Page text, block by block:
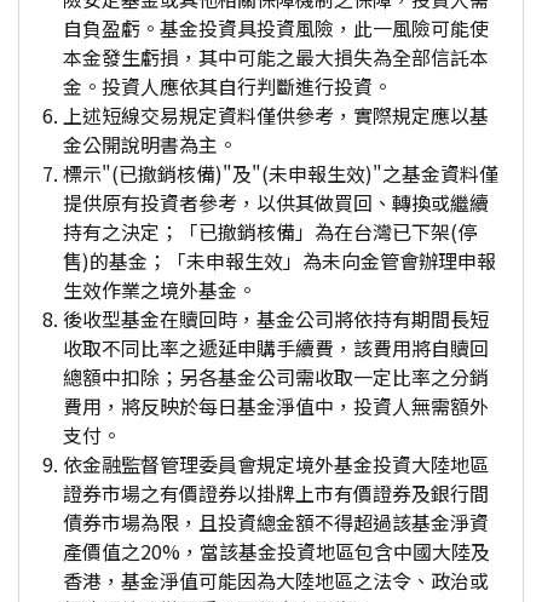
自負盈虧。基金投資具投資風險，此一風險可能使
本金發生虧損，其中可能之最大損失為全部信託本
金。投資人應依其自行判斷進行投資。
上述短線交易規定資料僅供參考，實際規定應以基
金公開說明書為主。
標示"(已撤銷核備)"及"(未申報生效)"之基金資料僅
提供原有投資者參考，以供其做買回、轉換或繼續
持有之決定；「已撤銷核備」為在台灣已下架(停
售)的基金；「未申報生效」為未向金管會辦理申報
生效作業之境外基金。
後收型基金在贖回時，基金公司將依持有期間長短
收取不同比率之遞延申購手續費，該費用將自贖回
總額中扣除；另各基金公司需收取一定比率之分銷
費用，將反映於每日基金淨值中，投資人無需額外
支付。
依金融監督管理委員會規定境外基金投資大陸地區
證券市場之有價證券以掛牌上市有價證券及銀行間
債券市場為限，且投資總金額不得超過該基金淨資
產價值之20%，當該基金投資地區包含中國大陸及
香港，基金淨值可能因為大陸地區之法令、政治或